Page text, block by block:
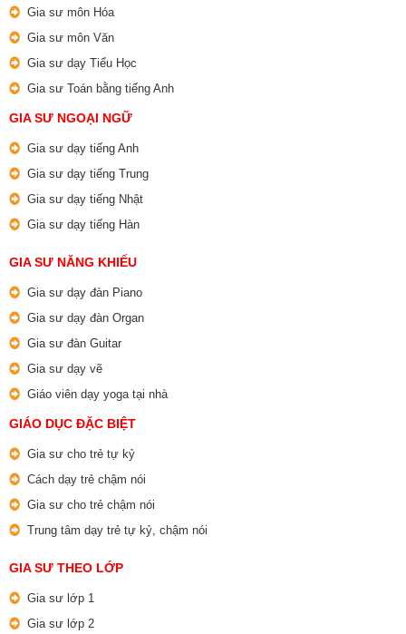
Gia sư môn Hóa
Gia sư môn Văn
Gia sư dạy Tiểu Học
Gia sư Toán bằng tiếng Anh
GIA SƯ NGOẠI NGỮ
Gia sư dạy tiếng Anh
Gia sư dạy tiếng Trung
Gia sư dạy tiếng Nhật
Gia sư dạy tiếng Hàn
GIA SƯ NĂNG KHIẾU
Gia sư dạy đàn Piano
Gia sư dạy đàn Organ
Gia sư đàn Guitar
Gia sư dạy vẽ
Giáo viên dạy yoga tại nhà
GIÁO DỤC ĐẶC BIỆT
Gia sư cho trẻ tự kỷ
Cách dạy trẻ chậm nói
Gia sư cho trẻ chậm nói
Trung tâm dạy trẻ tự kỷ, chậm nói
GIA SƯ THEO LỚP
Gia sư lớp 1
Gia sư lớp 2